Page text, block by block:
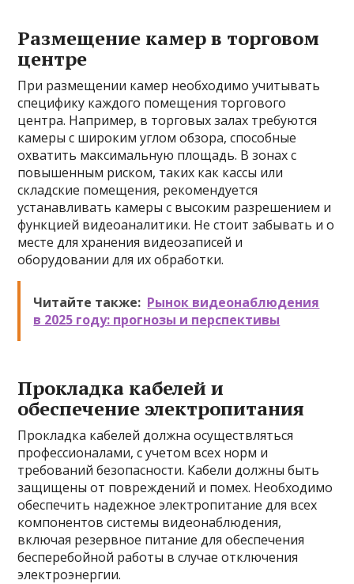
Размещение камер в торговом
центре
При размещении камер необходимо учитывать
специфику каждого помещения торгового
центра. Например, в торговых залах требуются
камеры с широким углом обзора, способные
охватить максимальную площадь. В зонах с
повышенным риском, таких как кассы или
складские помещения, рекомендуется
устанавливать камеры с высоким разрешением и
функцией видеоаналитики. Не стоит забывать и о
месте для хранения видеозаписей и
оборудовании для их обработки.
Читайте также: Рынок видеонаблюдения
в 2025 году: прогнозы и перспективы
Прокладка кабелей и
обеспечение электропитания
Прокладка кабелей должна осуществляться
профессионалами, с учетом всех норм и
требований безопасности. Кабели должны быть
защищены от повреждений и помех. Необходимо
обеспечить надежное электропитание для всех
компонентов системы видеонаблюдения,
включая резервное питание для обеспечения
бесперебойной работы в случае отключения
электроэнергии.